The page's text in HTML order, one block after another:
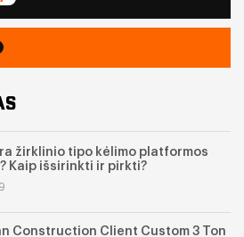
žirklinio tipo kėlimo platformos
Kaip išsirinkti ir pirkti?
Construction Client Custom 3 Ton